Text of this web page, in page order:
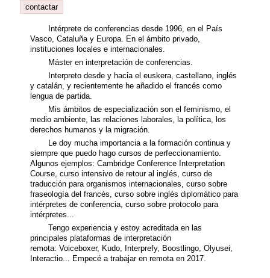
contactar
Intérprete de conferencias desde 1996, en el País
Vasco, Cataluña y Europa. En el ámbito privado,
instituciones locales e internacionales.
Máster en interpretación de conferencias.
Interpreto desde y hacia el euskera, castellano, inglés
y catalán, y recientemente he añadido el francés como
lengua de partida.
Mis ámbitos de especialización son el feminismo, el
medio ambiente, las relaciones laborales, la política, los
derechos humanos y la migración.
Le doy mucha importancia a la formación continua y
siempre que puedo hago cursos de perfeccionamiento.
Algunos ejemplos: Cambridge Conference Interpretation
Course, curso intensivo de retour al inglés, curso de
traducción para organismos internacionales, curso sobre
fraseología del francés, curso sobre inglés diplomático para
intérpretes de conferencia, curso sobre protocolo para
intérpretes...
Tengo experiencia y estoy acreditada en las
principales plataformas de interpretación
remota: Voiceboxer, Kudo, Interprefy, Boostlingo, Olyusei,
Interactio... Empecé a trabajar en remota en 2017.